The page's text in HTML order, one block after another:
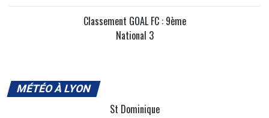
Classement GOAL FC : 9ème
National 3
MÉTÉO À LYON
St Dominique